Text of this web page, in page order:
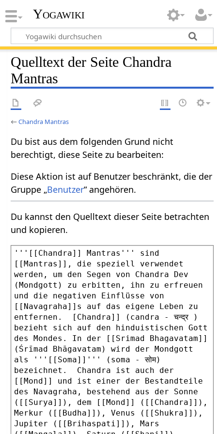
Yogawiki
Quelltext der Seite Chandra
Mantras
←Chandra Mantras
Du bist aus dem folgenden Grund nicht
berechtigt, diese Seite zu bearbeiten:
Diese Aktion ist auf Benutzer beschränkt, die der
Gruppe „Benutzer“ angehören.
Du kannst den Quelltext dieser Seite betrachten
und kopieren.